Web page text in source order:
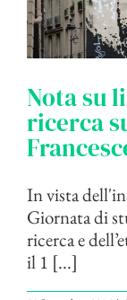
Nota su
ricerca
In vista
Giornata di
ricerca e
il 1 [...]